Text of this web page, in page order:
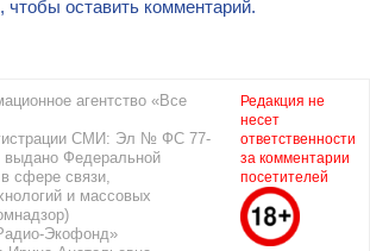
чтобы оставить комментарий.
агентство «Все
СМИ: Эл № ФС 77-
выдано Федеральной
сфере связи,
и массовых
Экофонд»
Редакция не
несет
ответственности
за комментарии
посетителей